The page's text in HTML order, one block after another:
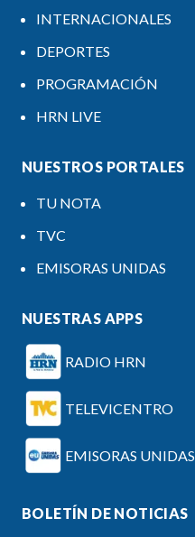
INTERNACIONALES
DEPORTES
PROGRAMACIÓN
HRN LIVE
NUESTROS PORTALES
TU NOTA
TVC
EMISORAS UNIDAS
NUESTRAS APPS
RADIO HRN
TELEVICENTRO
EMISORAS UNIDAS
BOLETÍN DE NOTICIAS